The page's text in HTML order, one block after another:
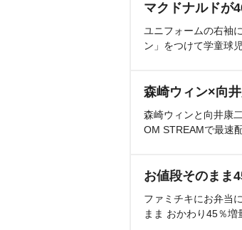
マクドナルドが
ユニフォームの右袖
ン」をつけて学童球
森崎ウィン×向
森崎ウィンと向井康
OM STREAMで最速
お値段そのまま
ファミチキにお弁当
まま おかわり45％増